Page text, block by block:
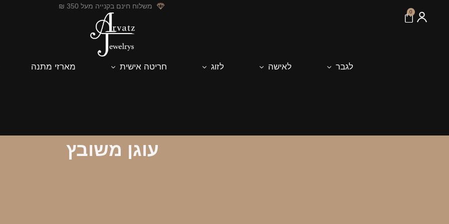
משלוח חינם בקנייה מעל 350 ₪
0
לגבר לאישה לזוג חריטה אישית מארזי מתנה
עוגן משובץ